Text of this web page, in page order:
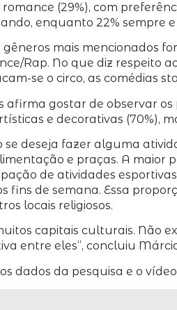
(29%), com
enquanto 22% sempre e
mais mencionados
Rap. No que diz respeito
se o circo, as comédias
afirma gostar de observar
e decorativas (70%),
se deseja fazer alguma
e praças. A maior
de atividades
fins de semana. Essa
locais religiosos.
capitais culturais. Não
entre eles”, concluiu
dados da pesquisa e o